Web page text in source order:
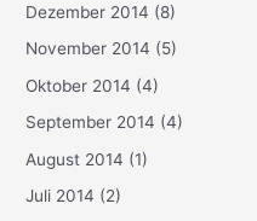
Dezember 2014 (8)
November 2014 (5)
Oktober 2014 (4)
September 2014 (4)
August 2014 (1)
Juli 2014 (2)